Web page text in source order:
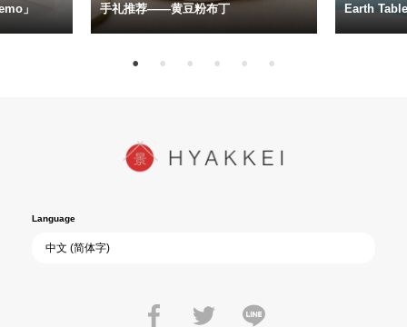
」
手礼推荐——黄豆粉布丁
Earth
Language